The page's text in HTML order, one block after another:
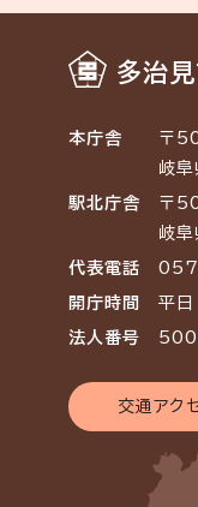
多治
本庁舎
〒
岐
駅北庁舎
〒
岐
代表電話
開庁時間 平
法人番号
交通アク